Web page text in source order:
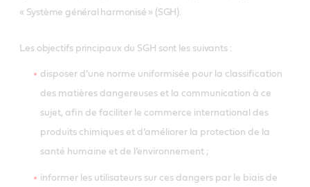
« Système général harmonisé » (SGH).
Les objectifs principaux du SGH sont les suivants :
disposer d’une norme uniformisée pour la classification
des matières dangereuses et la communication à ce
sujet, afin de faciliter le commerce international des
produits chimiques et d’améliorer la protection de la
santé humaine et de l’environnement ;
informer les utilisateurs sur ces dangers par le biais de